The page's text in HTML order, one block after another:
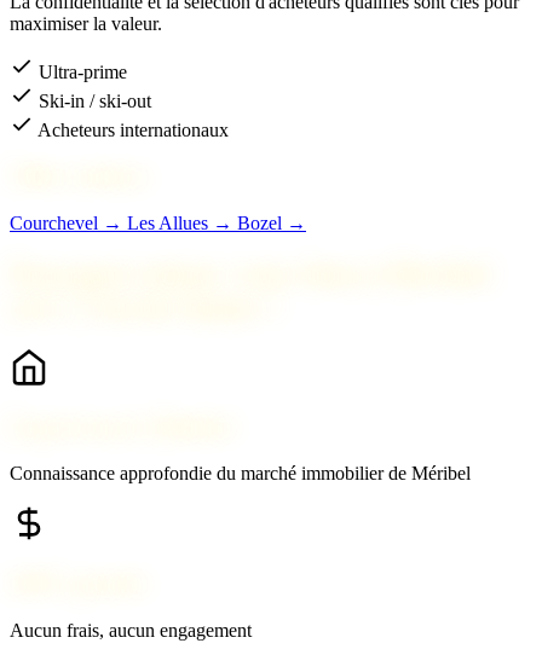
maximiser la valeur.
Ultra-prime
Ski-in / ski-out
Acheteurs internationaux
Courchevel → Les Allues → Bozel →
Connaissance approfondie du marché immobilier de Méribel
Aucun frais, aucun engagement